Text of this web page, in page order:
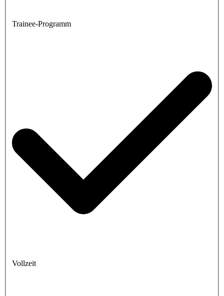
Trainee-Programm
Vollzeit